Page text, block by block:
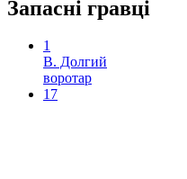
Запасні гравці
1
В. Долгий
воротар
17